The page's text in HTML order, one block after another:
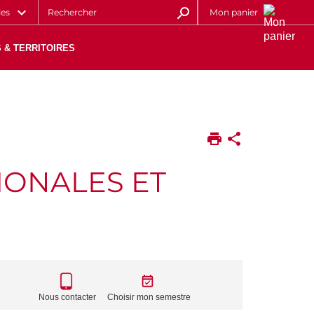
Mon panier
& TERRITOIRES
ET
CALL
TO
Nous contacter Choisir mon semestre